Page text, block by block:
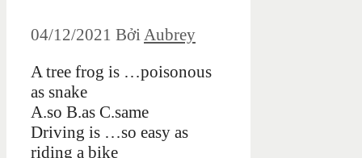
04/12/2021 BởiAubrey
A tree frog is …poisonous
as snake
A.so B.as C.same
Driving is …so easy as
riding a bike